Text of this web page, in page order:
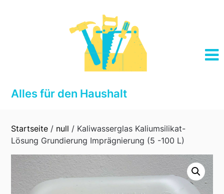
Alles für den Haushalt
Startseite / null / Kaliwasserglas Kaliumsilikat-
Lösung Grundierung Imprägnierung (5 -100 L)